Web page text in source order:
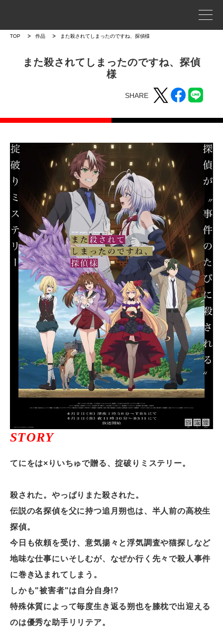
TOP 作品 また殺されてしまったのですね、探偵様
また殺されてしまったのですね、探偵
様
SHARE
STORY
てにをは×りいちゅで贈る、掟破りミステリー。
殺された。やっぱりまた殺された。
伝説の名探偵を父に持つ追月朔也は、半人前の高校生
探偵。
今日も依頼を受け、意気揚々と浮気調査や猫探しなど
地味な仕事にいそしむが、なぜか行く先々で殺人事件
に巻き込まれてしまう。
しかも"被害者"は自分自身!?
特殊体質によって毎度生き返る朔也を膝枕で出迎える
のは優秀な助手リリテア。
事業案内
プロジェクトストーリー
WORKS 作品
作品トップ
ラインナップ
ニュース一覧
お問い合わせ
JP/EN
サイトマップ
プライバシーポリシー
電子公告